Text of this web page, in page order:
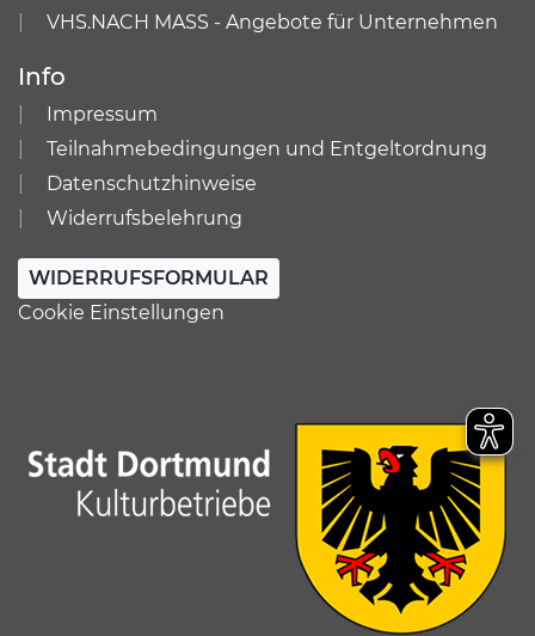
VHS.NACH MASS - Angebote für Unternehmen
Info
Impressum
Teilnahmebedingungen und Entgeltordnung
Datenschutzhinweise
Widerrufsbelehrung
WIDERRUFSFORMULAR
Cookie Einstellungen